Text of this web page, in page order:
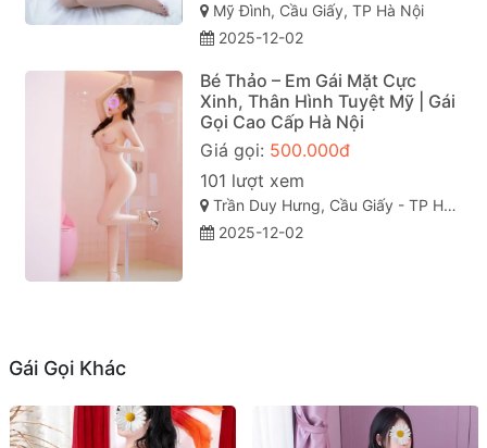
Mỹ Đình, Cầu Giấy, TP Hà Nội
2025-12-02
Bé Thảo – Em Gái Mặt Cực
Xinh, Thân Hình Tuyệt Mỹ | Gái
Gọi Cao Cấp Hà Nội
Giá gọi: 500.000đ
101 lượt xem
Trần Duy Hưng, Cầu Giấy - TP Hà Nội
2025-12-02
Gái Gọi Khác